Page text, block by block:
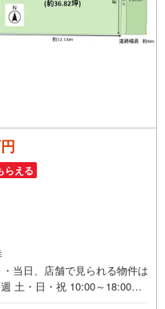
らえる
当日、店舗で見られる物件は
土・日・祝 10:00～18:00・